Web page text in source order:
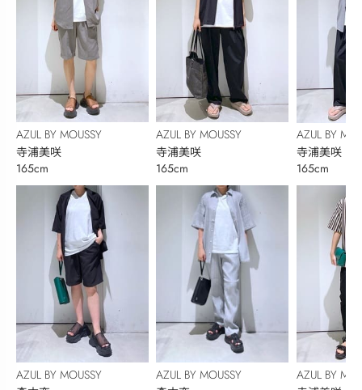
AZUL BY MOUSSY
寺浦美咲
165cm
AZUL BY MOUSSY
AZUL BY MOUSSY
寺浦美咲
165cm
AZUL BY MOUSSY
AZUL BY
寺浦美咲
165cm
AZUL BY